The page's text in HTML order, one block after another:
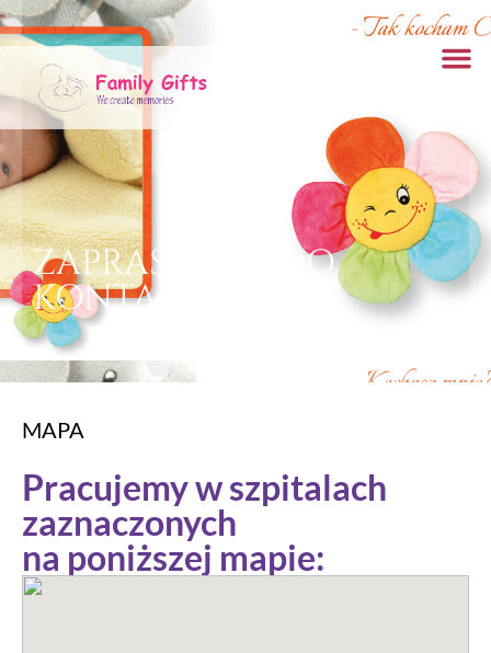
ZAPRASZAMY DO
KONTAKTU
MAPA
Pracujemy w szpitalach
zaznaczonych
na poniższej mapie: